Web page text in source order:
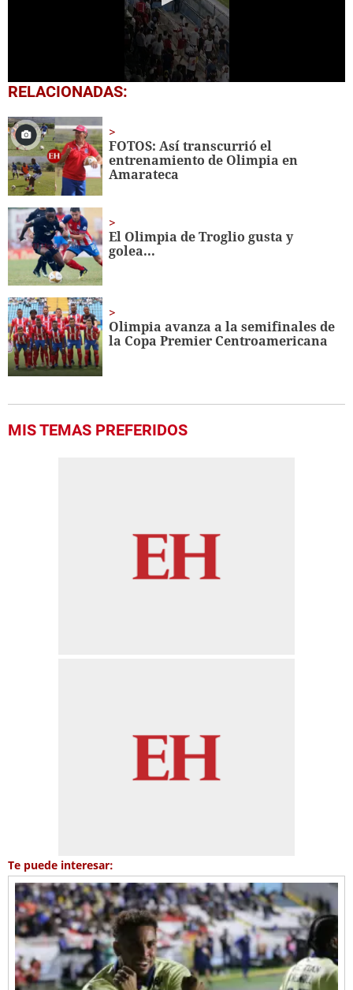
0
seconds
1
minute,
25
seconds
RELACIONADAS:
FOTOS: Así transcurrió el
entrenamiento de Olimpia en
Amarateca
El Olimpia de Troglio gusta y
golea...
Olimpia avanza a la semifinales de
la Copa Premier Centroamericana
MIS TEMAS PREFERIDOS
Te puede interesar: